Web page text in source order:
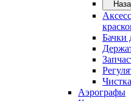
Бачки
Аэрографы